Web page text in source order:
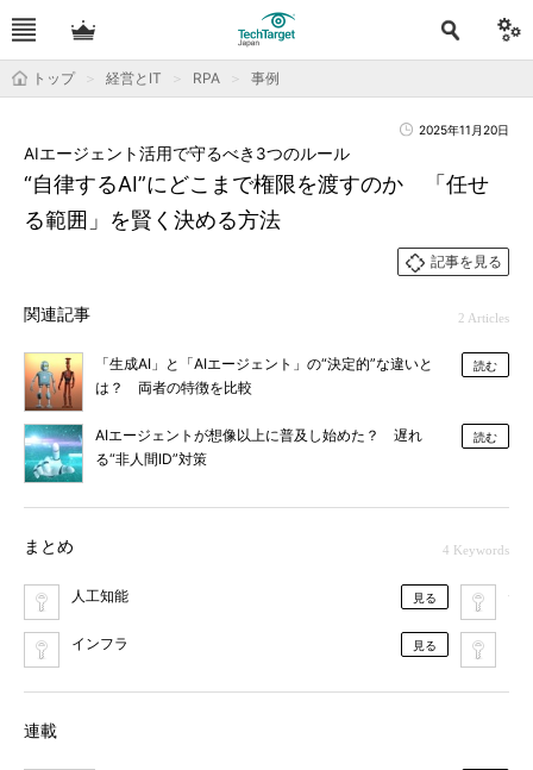
トップ 経営とIT RPA 事例
2025年11月20日
“自律するAI”にどこまで権限を渡すのか 「任せ
る範囲」を賢く決める方法
AIエージェント活用で守るべき3つのルール
記事を見る
関連記事 2 Articles
「生成AI」と「AIエージェント」の“決定的”な違いと
は？ 両者の特徴を比較
読む
AIエージェントが想像以上に普及し始めた？ 遅れ
る“非人間ID”対策
読む
まとめ 4 Keywords
人工知能 見る
インフラ 見る
セ
連載